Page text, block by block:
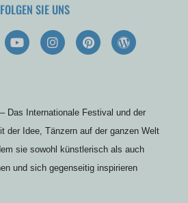
FOLGEN SIE UNS
Y
o
u
e
I
n
s
r
m
P
i
n
e
t
W
o
r
e
s
Das Internationale Festival und der
der Idee, Tänzern auf der ganzen Welt
sie sowohl künstlerisch als auch
und sich gegenseitig inspirieren